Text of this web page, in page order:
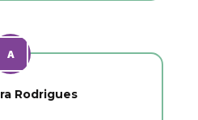
Rodrigues